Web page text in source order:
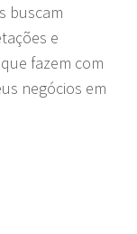
buscam
e
fazem com
negócios em